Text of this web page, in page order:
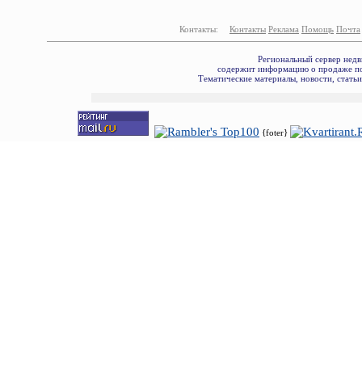
Контакты: Контакты Реклама Помощь Почта
Региональный сервер
содержит информацию о продаже
Тематические материалы, новости,
{foter}